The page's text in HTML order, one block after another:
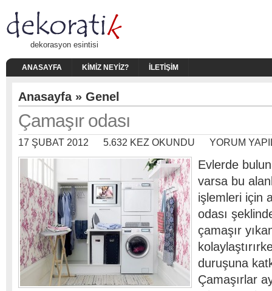
dekorasyon esintisi
ANASAYFA KIMIZ NEYIZ? İLETIŞIM
Anasayfa» Genel
Çamaşır odası
17 ŞUBAT 2012 5.632 KEZ OKUNDU YORUM
Evlerde
varsa bu
işlemleri için
odası
çamaşır
duruşuna
Çamaşırlar